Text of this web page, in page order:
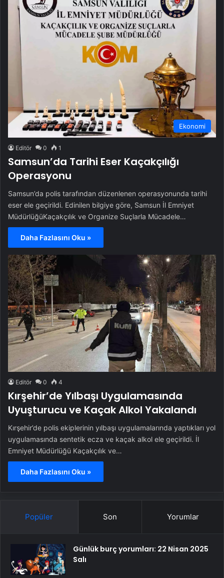
Ekonomi
Editör 0 1
Samsun’da Tarihi Eser Kaçakçılığı
Operasyonu
Samsun’da polis tarafından düzenlenen operasyonunda tarihi
eser ele geçirildi. Edinilen bilgiye göre, Samsun İl Emniyet
MüdürlüğüKaçakçılık ve Organize Suçlarla Mücadele…
Daha Fazlasını Oku »
Editör 0 4
Kırşehir’de Yılbaşı Uygulamasında
Uyuşturucu ve Kaçak Alkol Yakalandı
Kırşehir’de polis ekiplerinin yılbaşı uygulamalarında yaptıkları yol
uygulamasında sentetik ecza ve kaçak alkol ele geçirildi. İl
Emniyet Müdürlüğü Kaçakçılık ve…
Daha Fazlasını Oku »
Popüler Son Yorumlar
Günlük burç yorumları: 22 Nisan 2025
Salı